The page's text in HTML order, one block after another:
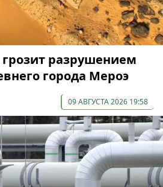
разрушением
города Мероэ
09 АВГУСТА 2026 19:58